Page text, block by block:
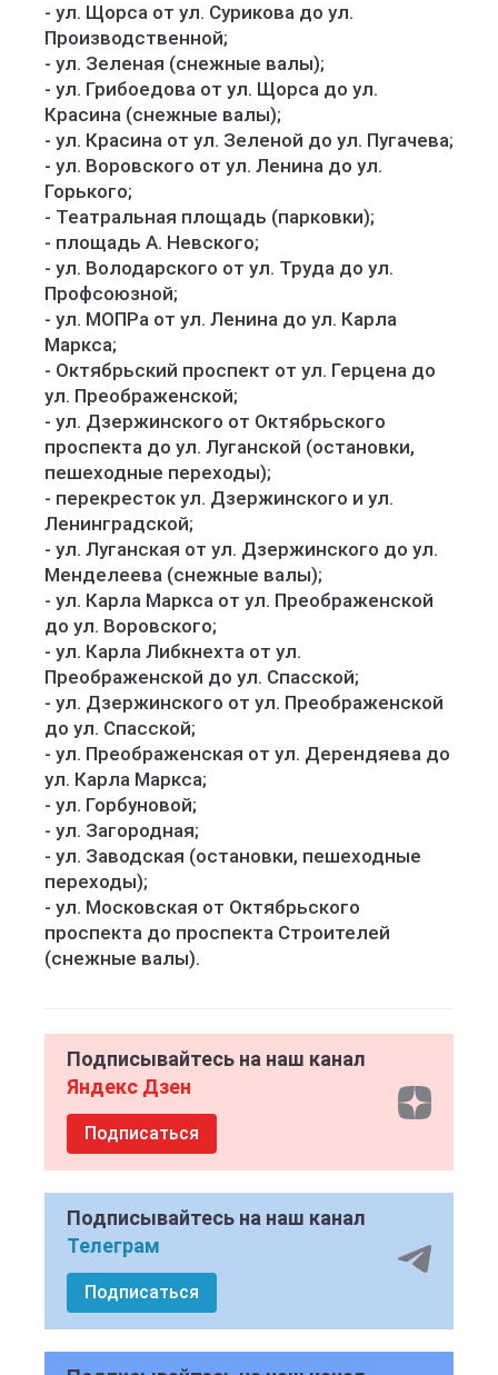
- ул. Щорса от ул. Сурикова до ул.
Производственной;
- ул. Зеленая (снежные валы);
- ул. Грибоедова от ул. Щорса до ул.
Красина (снежные валы);
- ул. Красина от ул. Зеленой до ул. Пугачева;
- ул. Воровского от ул. Ленина до ул.
Горького;
- Театральная площадь (парковки);
- площадь А. Невского;
- ул. Володарского от ул. Труда до ул.
Профсоюзной;
- ул. МОПРа от ул. Ленина до ул. Карла
Маркса;
- Октябрьский проспект от ул. Герцена до
ул. Преображенской;
- ул. Дзержинского от Октябрьского
проспекта до ул. Луганской (остановки,
пешеходные переходы);
- перекресток ул. Дзержинского и ул.
Ленинградской;
- ул. Луганская от ул. Дзержинского до ул.
Менделеева (снежные валы);
- ул. Карла Маркса от ул. Преображенской
до ул. Воровского;
- ул. Карла Либкнехта от ул.
Преображенской до ул. Спасской;
- ул. Дзержинского от ул. Преображенской
до ул. Спасской;
- ул. Преображенская от ул. Дерендяева до
ул. Карла Маркса;
- ул. Горбуновой;
- ул. Загородная;
- ул. Заводская (остановки, пешеходные
переходы);
- ул. Московская от Октябрьского
проспекта до проспекта Строителей
(снежные валы).
Подписывайтесь на наш канал
Яндекс Дзен
Подписаться
Подписывайтесь на наш канал
Телеграм
Подписаться